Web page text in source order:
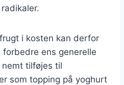
i kosten kan derfor
ens generelle
tilføjes til
som topping på yoghurt